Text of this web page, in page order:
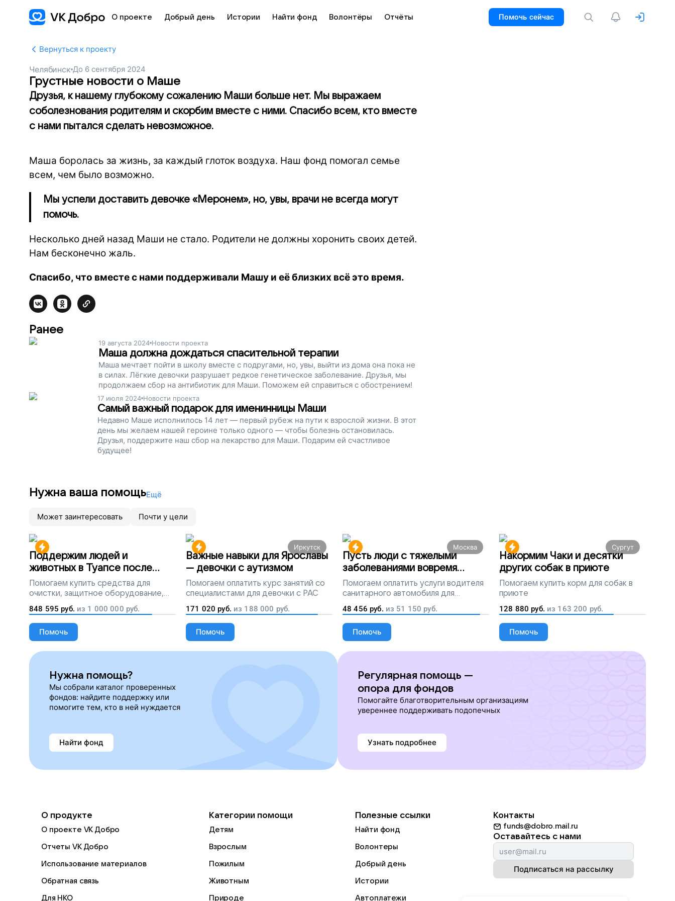
О проекте Добрый день Истории Найти фонд Волонтёры Отчёты Помочь сейчас
Вернуться к проекту
Челябинск До 6 сентября 2024
Грустные новости о Маше
Друзья, к нашему глубокому сожалению Маши больше нет. Мы выражаем
соболезнования родителям и скорбим вместе с ними. Спасибо всем, кто вместе
с нами пытался сделать невозможное.
Маша боролась за жизнь, за каждый глоток воздуха. Наш фонд помогал семье
всем, чем было возможно.
Мы успели доставить девочке «Меронем», но, увы, врачи не всегда могут
помочь.
Несколько дней назад Маши не стало. Родители не должны хоронить своих детей.
Нам бесконечно жаль.
Спасибо, что вместе с нами поддерживали Машу и её близких всё это время.
Ранее
19 августа 2024 Новости проекта
Маша должна дождаться спасительной терапии
Маша мечтает пойти в школу вместе с подругами, но, увы, выйти из дома она пока не
в силах. Лёгкие девочки разрушает редкое генетическое заболевание. Друзья, мы
продолжаем сбор на антибиотик для Маши. Поможем ей справиться с обострением!
17 июля 2024 Новости проекта
Самый важный подарок для именинницы Маши
Недавно Маше исполнилось 14 лет — первый рубеж на пути к взрослой жизни. В этот
день мы желаем нашей героине только одного — чтобы болезнь остановилась.
Друзья, поддержите наш сбор на лекарство для Маши. Подарим ей счастливое
будущее!
Нужна ваша помощьЕщё
Может заинтересовать Почти у цели
Поддержим людей и
животных в Туапсе после
разлива мазута
Помогаем купить средства для
очистки, защитное оборудование,
лекарства, корм и предметы первой
необходимости
848 595 руб. из 1 000 000 руб.
Помочь
Иркутск
Важные навыки для Ярославы
— девочки с аутизмом
Помогаем оплатить курс занятий со
специалистами для девочки с РАС
171 020 руб. из 188 000 руб.
Помочь
Москва
Пусть люди с тяжелыми
заболеваниями вовремя
попадут на лечение
Помогаем оплатить услуги водителя
санитарного автомобиля для
перевозки тяжелобольных людей
48 456 руб. из 51 150 руб.
Помочь
Сургут
Накормим Чаки и десятки
других собак в приюте
Помогаем купить корм для собак в
приюте
128 880 руб. из 163 200 руб.
Помочь
Нужна помощь?
Мы собрали каталог проверенных
фондов: найдите поддержку или
помогите тем, кто в ней нуждается
Найти фонд
Регулярная помощь —
опора для фондов
Помогайте благотворительным организациям
увереннее поддерживать подопечных
Узнать подробнее
О продукте
О проекте VK Добро
Отчеты VK Добро
Использование материалов
Обратная связь
Для НКО
Категории помощи
Детям
Взрослым
Пожилым
Животным
Природе
Полезные ссылки
Найти фонд
Волонтеры
Добрый день
Истории
Автоплатежи
Контакты
funds@dobro.mail.ru
Оставайтесь с нами
Подписаться на рассылку